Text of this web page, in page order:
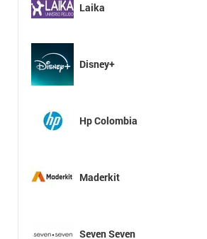
Laika
Disney+
Hp Colombia
Maderkit
Seven Seven